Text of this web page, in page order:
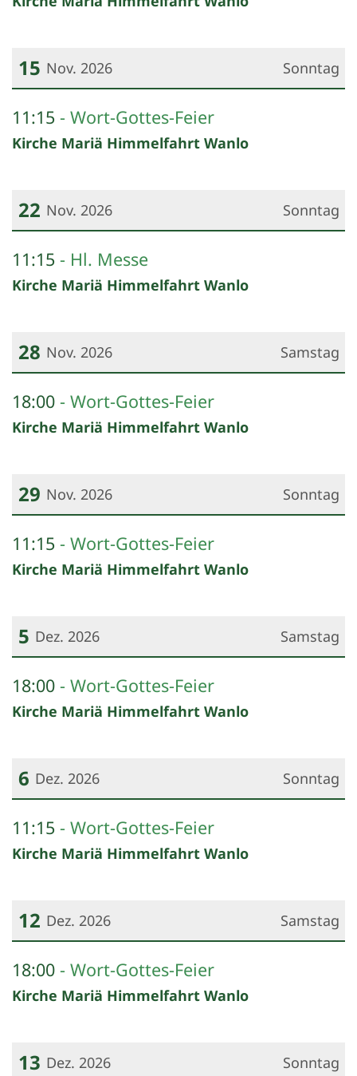
Sonntag
15 Nov. 2026
11:15 Wort-Gottes-Feier
Kirche Mariä Himmelfahrt Wanlo
Sonntag
22 Nov. 2026
11:15 Hl. Messe
Kirche Mariä Himmelfahrt Wanlo
Samstag
28 Nov. 2026
18:00 Wort-Gottes-Feier
Kirche Mariä Himmelfahrt Wanlo
Sonntag
29 Nov. 2026
11:15 Wort-Gottes-Feier
Kirche Mariä Himmelfahrt Wanlo
Samstag
5 Dez. 2026
18:00 Wort-Gottes-Feier
Kirche Mariä Himmelfahrt Wanlo
Sonntag
6 Dez. 2026
11:15 Wort-Gottes-Feier
Kirche Mariä Himmelfahrt Wanlo
Samstag
12 Dez. 2026
18:00 Wort-Gottes-Feier
Kirche Mariä Himmelfahrt Wanlo
Sonntag
13 Dez. 2026